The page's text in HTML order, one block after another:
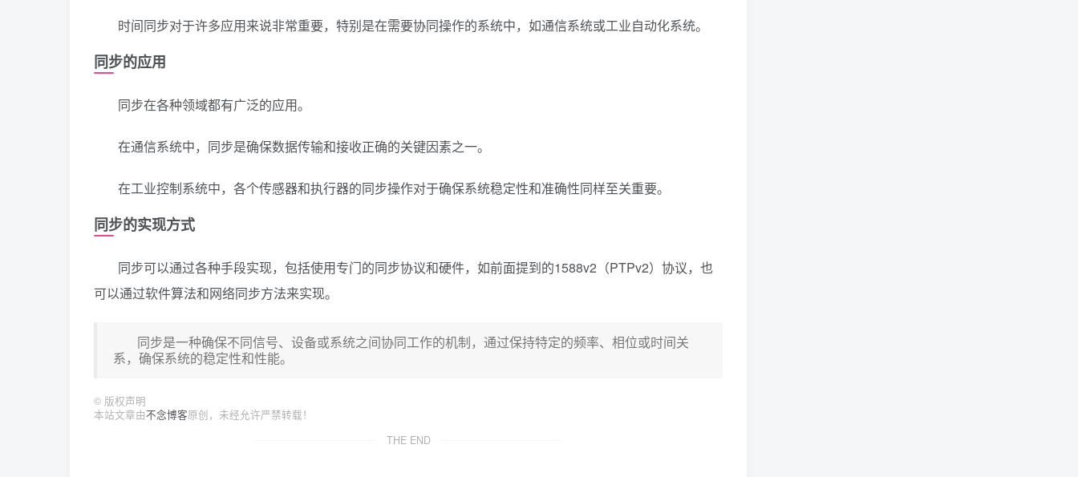
时间同步对于许多应用来说非常重要，特别是在需要协同操作的系统中，如通信系统或工业自动化系统。
同步的应用
同步在各种领域都有广泛的应用。
在通信系统中，同步是确保数据传输和接收正确的关键因素之一。
在工业控制系统中，各个传感器和执行器的同步操作对于确保系统稳定性和准确性同样至关重要。
同步的实现方式
同步可以通过各种手段实现，包括使用专门的同步协议和硬件，如前面提到的1588v2（PTPv2）协议，也
可以通过软件算法和网络同步方法来实现。
同步是一种确保不同信号、设备或系统之间协同工作的机制，通过保持特定的频率、相位或时间关
系，确保系统的稳定性和性能。
© 版权声明
本站文章由不念博客原创，未经允许严禁转载！
THE END